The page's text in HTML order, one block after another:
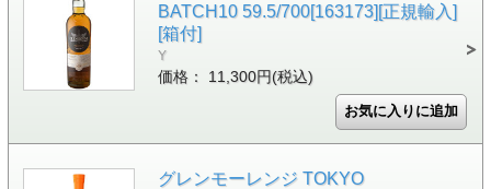
BATCH10 59.5/700[163173][正規輸入]
[箱付]
Y
価格： 11,300円(税込)
グレンモーレンジ TOKYO